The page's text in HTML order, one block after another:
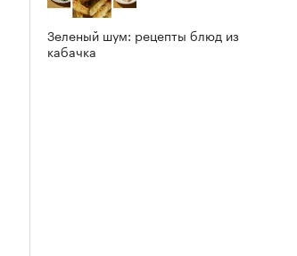
Зеленый шум: рецепты блюд из
кабачка